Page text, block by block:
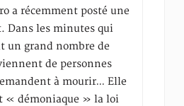
a récemment posté une
Dans les minutes qui
un grand nombre de
de personnes
à mourir… Elle
« démoniaque » la loi